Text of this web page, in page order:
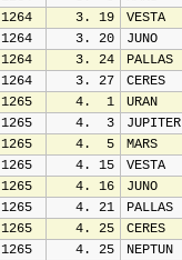
1264
   3. 19
VESTA
1264
   3. 20
JUNO
1264
   3. 24
PALLAS
1264
   3. 27
CERES
1265
   4.  1
URAN
1265
   4.  3
JUPITER
1265
   4.  5
MARS
1265
   4. 15
VESTA
1265
   4. 16
JUNO
1265
   4. 21
PALLAS
1265
   4. 25
CERES
1265
   4. 25
NEPTUN